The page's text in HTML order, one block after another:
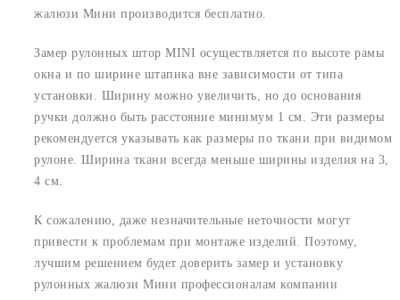
жалюзи Мини производится бесплатно.
Замер рулонных штор MINI осуществляется по высоте рамы
окна и по ширине штапика вне зависимости от типа
установки. Ширину можно увеличить, но до основания
ручки должно быть расстояние минимум 1 см. Эти размеры
рекомендуется указывать как размеры по ткани при видимом
рулоне. Ширина ткани всегда меньше ширины изделия на 3,
4 см.
К сожалению, даже незначительные неточности могут
привести к проблемам при монтаже изделий. Поэтому,
лучшим решением будет доверить замер и установку
рулонных жалюзи Мини профессионалам компании